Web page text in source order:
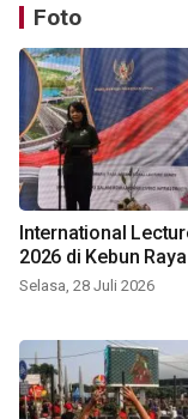
Foto
International
2026 di Kebun
Selasa, 28 Juli 2026